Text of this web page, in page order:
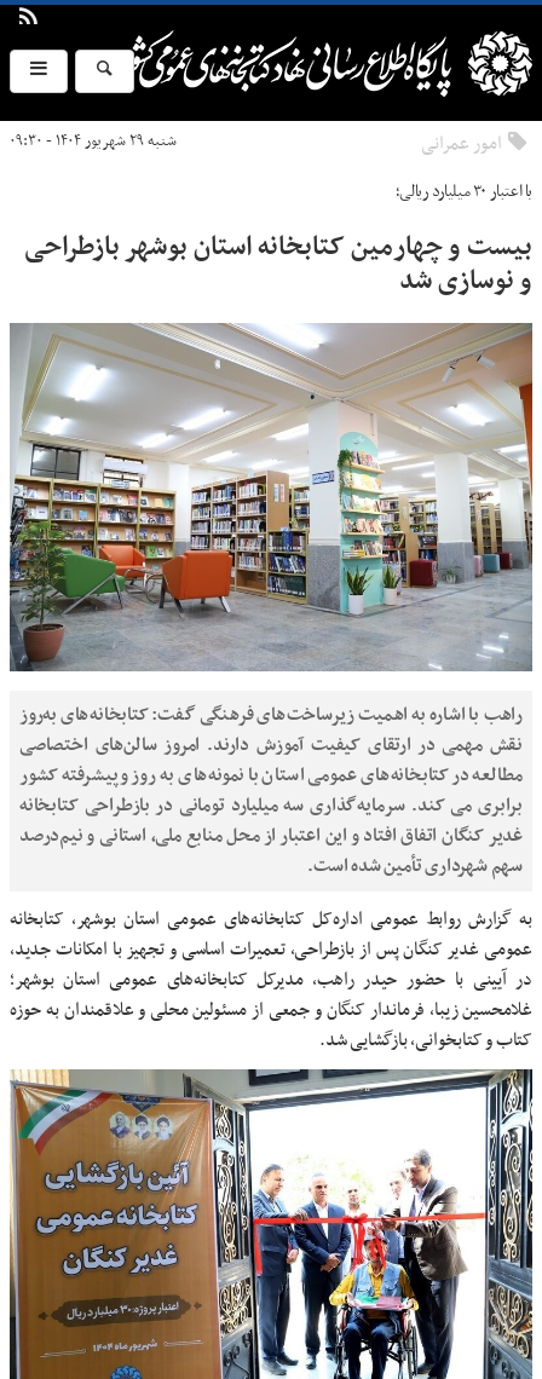
امور عمرانی شنبه ۲۹ شهریور ۱۴۰۴ - ۰۹:۳۰
با اعتبار ۳۰ میلیارد ریالی؛
بیست و چهارمین کتابخانه استان بوشهر بازطراحی
و نوسازی شد
راهب با اشاره به اهمیت زیرساخت‌های فرهنگی گفت: کتابخانه‌های به‌روز
نقش مهمی در ارتقای کیفیت آموزش دارند. امروز سالن‌های اختصاصی
مطالعه در کتابخانه‌های عمومی استان با نمونه‌های به روز و پیشرفته کشور
برابری می کند. سرمایه‌گذاری سه میلیارد تومانی در بازطراحی کتابخانه
غدیر کنگان اتفاق افتاد و این اعتبار از محل منابع ملی، استانی و نیم‌درصد
سهم شهرداری تأمین شده است.
به گزارش روابط عمومی اداره‌کل کتابخانه‌های عمومی استان بوشهر، کتابخانه
عمومی غدیر کنگان پس از بازطراحی، تعمیرات اساسی و تجهیز با امکانات جدید،
در آیینی با حضور حیدر راهب، مدیرکل کتابخانه‌های عمومی استان بوشهر؛
غلامحسین زیبا، فرماندار کنگان و جمعی از مسئولین محلی و علاقمندان به حوزه
کتاب و کتابخوانی، بازگشایی شد.